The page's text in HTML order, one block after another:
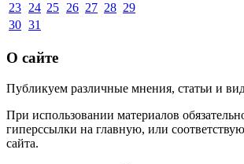
23 24 25 26 27 28 29
30 31
О сайте
Публикуем различные мнения, статьи и
При использовании материалов
гиперссылки на главную, или
сайта.